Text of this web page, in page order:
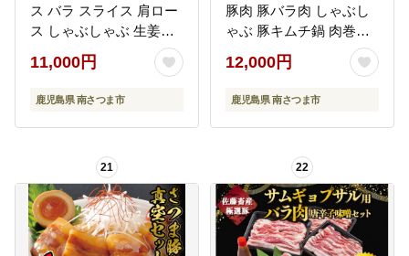
ス バラ スライス 肩ロー
ス しゃぶしゃぶ 生姜焼
き お肉 国産 小分け 冷凍
カミチク 南さつま市
11,000円
鹿児島県 南さつま市
豚肉 豚バラ肉 しゃぶし
ゃぶ 豚キムチ鍋 肉巻き
炒め物 薄切り 薄手 スラ
イス お肉 国産 小分け パ
ック 冷凍 カミチク 南さ
12,000円
鹿児島県 南さつま市
21 22